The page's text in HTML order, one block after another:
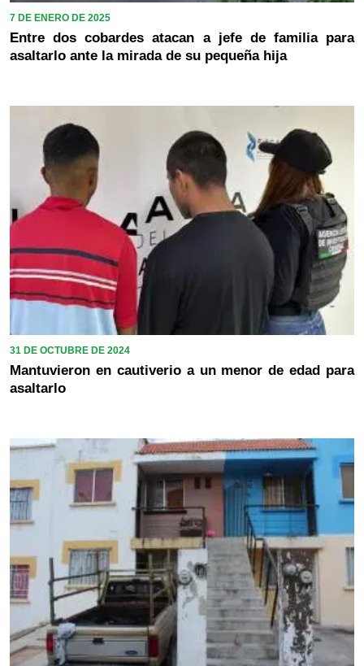
7 DE ENERO DE 2025
Entre dos cobardes atacan a jefe de familia para
asaltarlo ante la mirada de su pequeña hija
31 DE OCTUBRE DE 2024
Mantuvieron en cautiverio a un menor de edad para
asaltarlo